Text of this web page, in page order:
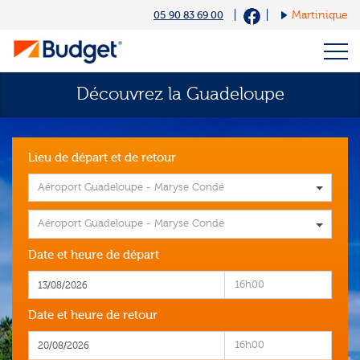
05 90 83 69 00 Martinique
Découvrez la Guadeloupe
Lieu de départ et de retour
Aéroport Guadeloupe - Maryse Condé
Aéroport Guadeloupe - Maryse Condé
Date et heure de départ
16h00
Date et heure de retour
16h00